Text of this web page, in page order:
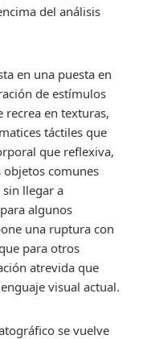
del análisis
en una puesta en
de estímulos
recrea en texturas,
táctiles que
que reflexiva,
comunes
llegar a
algunos
una ruptura con
para otros
atrevida que
visual actual.
se vuelve